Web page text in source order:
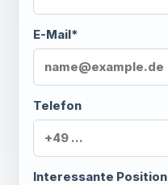
E-Mail*
Telefon
Interessante Position